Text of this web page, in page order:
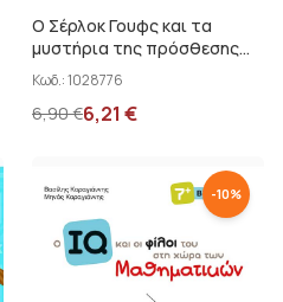
Ο Σέρλοκ Γουφς και τα
μυστήρια της πρόσθεσης
και της αφαίρεσης
Κωδ.:1028776
6,90€6,21 €
-10%